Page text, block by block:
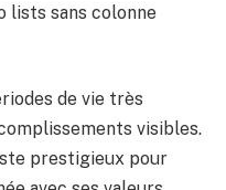
lists sans colonne
de vie très
visibles.
prestigieux pour